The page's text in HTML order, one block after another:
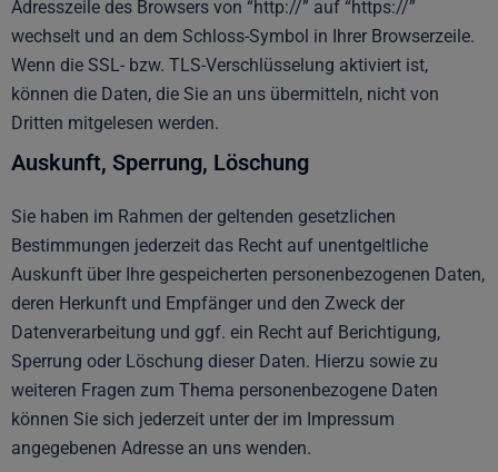
Adresszeile des Browsers von “http://” auf “https://”
wechselt und an dem Schloss-Symbol in Ihrer Browserzeile.
Wenn die SSL- bzw. TLS-Verschlüsselung aktiviert ist,
können die Daten, die Sie an uns übermitteln, nicht von
Dritten mitgelesen werden.
Auskunft, Sperrung, Löschung
Sie haben im Rahmen der geltenden gesetzlichen
Bestimmungen jederzeit das Recht auf unentgeltliche
Auskunft über Ihre gespeicherten personenbezogenen Daten,
deren Herkunft und Empfänger und den Zweck der
Datenverarbeitung und ggf. ein Recht auf Berichtigung,
Sperrung oder Löschung dieser Daten. Hierzu sowie zu
weiteren Fragen zum Thema personenbezogene Daten
können Sie sich jederzeit unter der im Impressum
angegebenen Adresse an uns wenden.